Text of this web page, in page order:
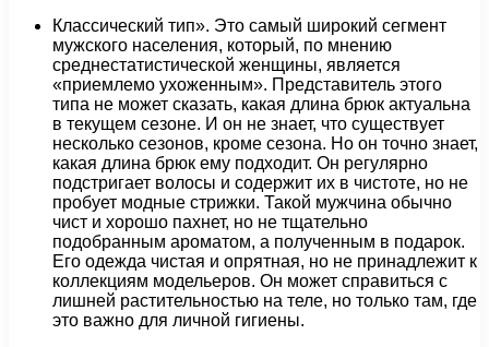
Классический тип». Это самый широкий сегмент
мужского населения, который, по мнению
среднестатистической женщины, является
«приемлемо ухоженным». Представитель этого
типа не может сказать, какая длина брюк актуальна
в текущем сезоне. И он не знает, что существует
несколько сезонов, кроме сезона. Но он точно знает,
какая длина брюк ему подходит. Он регулярно
подстригает волосы и содержит их в чистоте, но не
пробует модные стрижки. Такой мужчина обычно
чист и хорошо пахнет, но не тщательно
подобранным ароматом, а полученным в подарок.
Его одежда чистая и опрятная, но не принадлежит к
коллекциям модельеров. Он может справиться с
лишней растительностью на теле, но только там, где
это важно для личной гигиены.